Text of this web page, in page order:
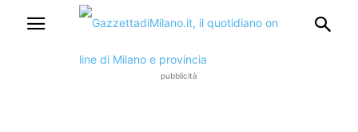
pubblicità